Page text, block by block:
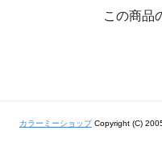
この商品
カラーミーショップCopyright (C)